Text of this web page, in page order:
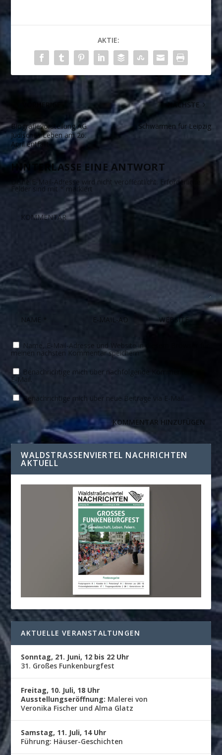
AKTIE:
VORHERIGE
Biografievorstellung AG
Jüdisches Leben am 26.
April entfällt
NÄCHSTE
Schwärmen für Leipzig
HINTERLASSE EINE ANTWORT
Deine E-Mail-Adresse wird nicht veröffentlicht. Erforderliche
Felder sind mit * markiert
Name, E-Mail-Adresse und Website in diesem Browser für
meinen nächsten Kommentar speichern.
Benachrichtige mich über nachfolgende Kommentare via
E-Mail.
Benachrichtige mich über neue Beiträge via E-Mail.
WALDSTRASSENVIERTEL NACHRICHTEN A
KTUELL
AKTUELLE VERANSTALTUNGEN
Sonntag, 21. Juni, 12 bis 22 Uhr
31. Großes Funkenburgfest
Freitag, 10. Juli, 18 Uhr
Ausstellungseröffnung: Malerei von
Veronika Fischer und Alma Glatz
Samstag, 11. Juli, 14 Uhr
Führung: Häuser-Geschichten